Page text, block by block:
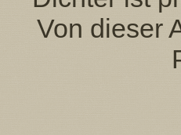
Von dieser